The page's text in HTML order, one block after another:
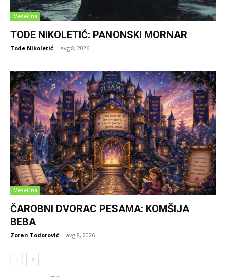
Mesečina
TODE NIKOLETIĆ: PANONSKI MORNAR
Tode Nikoletić - avg 8, 2026
Mesečina
ČAROBNI DVORAC PESAMA: KOMŠIJA
BEBA
Zoran Todorović - avg 8, 2026